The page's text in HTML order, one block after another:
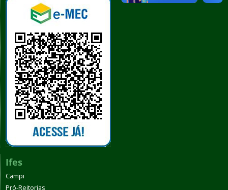
Ifes
Campi
Pró-Reitorias